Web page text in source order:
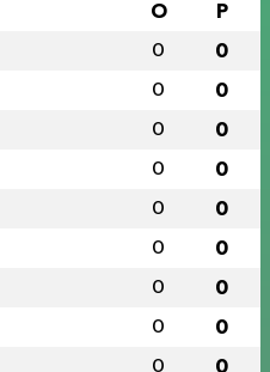
O P
0 0
0 0
0 0
0 0
0 0
0 0
0 0
0 0
0 0